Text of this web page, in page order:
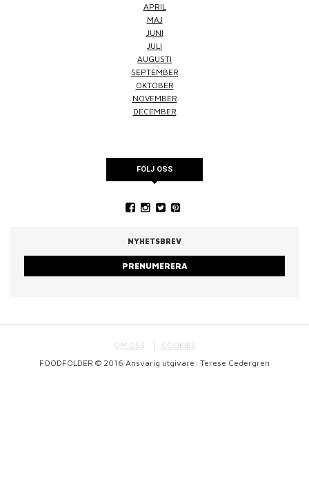
APRIL
MAJ
JUNI
JULI
AUGUSTI
SEPTEMBER
OKTOBER
NOVEMBER
DECEMBER
FÖLJ OSS
NYHETSBREV
PRENUMERERA
OM OSS
COOKIES
FOODFOLDER © 2016 Ansvarig utgivare: Terese Cedergren